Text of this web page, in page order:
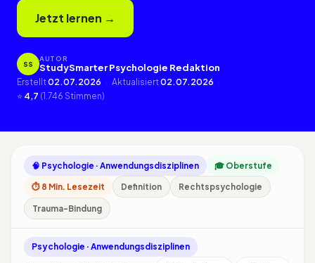
Jetzt lernen →
SS
AUTOR
StudySmarter Psychologie Redaktion
Erstellt02.07.2026 · Aktualisiert02.07.2026 ·
⭐ 4,7 (1.746 Stimmen)
🧠 Psychologie · Anwendungsdisziplinen
🎓 Oberstufe
⏱ 8 Min. Lesezeit
Definition Rechtspsychologie
Trauma-Bindung
Psychologie · Anwendungsdisziplinen